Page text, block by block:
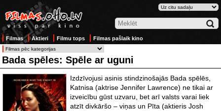
Filmas Aktieri Filmu tops Filmas pašlaik kino
Bada spēles: Spēle ar uguni
Izdzīvojusi asinis stindzinošajās Bada spēlēs,
Katnisa (aktrise Jennifer Lawrence) ne tikai ar
izveicību gūst uzvaru, bet arī valsts varai liek
atzīt divkāršo – viņas un Pīta (aktieris Josh